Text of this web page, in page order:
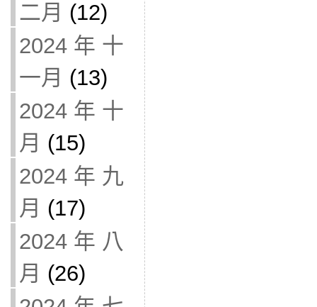
二月 (12)
2024 年 十
一月 (13)
2024 年 十
月 (15)
2024 年 九
月 (17)
2024 年 八
月 (26)